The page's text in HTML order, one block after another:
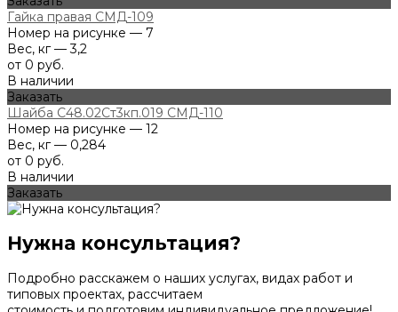
Гайка правая СМД-109
Номер на рисунке — 7
Вес, кг — 3,2
от 0 руб.
В наличии
Заказать
Шайба С48.02Ст3кп.019 СМД-110
Номер на рисунке — 12
Вес, кг — 0,284
от 0 руб.
В наличии
Заказать
Нужна консультация?
Подробно расскажем о наших услугах, видах работ и
типовых проектах, рассчитаем